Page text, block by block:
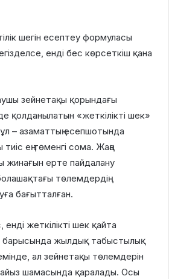
шегін есептеу формуласы
енді бес көрсеткіш қана
зейнетақы қорындағы
қолданылатын «жеткілікті шек»
– азаматтың есепшотында
ең төменгі сома. Жаңа
жинағын ерте пайдалану
төлемдердің
бағытталған.
жеткілікті шек қайта
барысында жылдық табыстылық
ал зейнетақы төлемдерін
шамасында қаралады. Осы